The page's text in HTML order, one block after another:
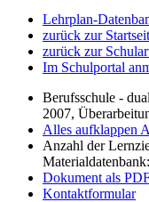
Lehrplan-
zurück zur
zurück zur
Im Schulportal
Berufsschule -
2007,
Alles aufklappen
Anzahl der
Dokument als
Kontaktformular